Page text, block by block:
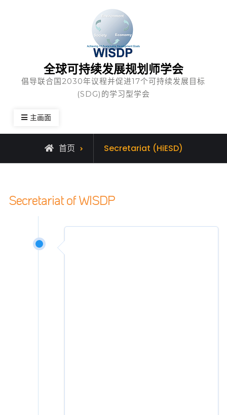
全球可持续发展规划师学会
倡导联合国2030年议程并促进17个可持续发展目标
(SDG)的学习型学会
主画面
首页 Secretariat (HiESD)
Secretariat of WISDP